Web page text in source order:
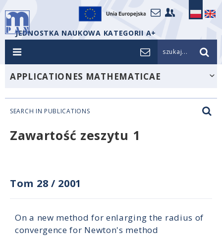
JEDNOSTKA NAUKOWA KATEGORII A+
szukaj...
APPLICATIONES MATHEMATICAE
SEARCH IN PUBLICATIONS
Zawartość zeszytu 1
Tom 28 / 2001
On a new method for enlarging the radius of
convergence for Newton's method